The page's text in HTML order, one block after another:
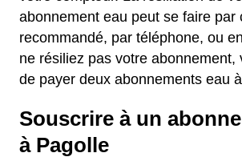
abonnement eau peut se faire par
recommandé, par téléphone, ou
ne résiliez pas votre abonnement,
de payer deux abonnements eau
Souscrire à un
à Pagolle